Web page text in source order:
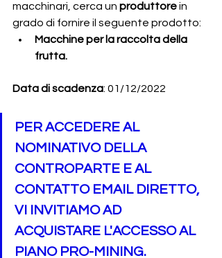
macchinari, cerca un produttore in
grado di fornire il seguente prodotto:
Macchine per la raccolta della
frutta.
Data di scadenza: 01/12/2022
PER ACCEDERE AL
NOMINATIVO DELLA
CONTROPARTE E AL
CONTATTO EMAIL DIRETTO,
VI INVITIAMO AD
ACQUISTARE L'ACCESSO AL
PIANO PRO-MINING.